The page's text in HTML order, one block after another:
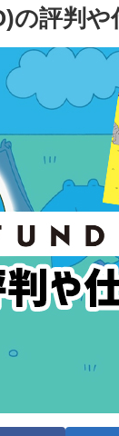
評判や